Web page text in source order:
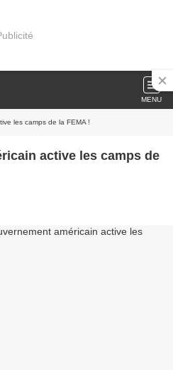
MENU
les camps de la FEMA !
active les camps de